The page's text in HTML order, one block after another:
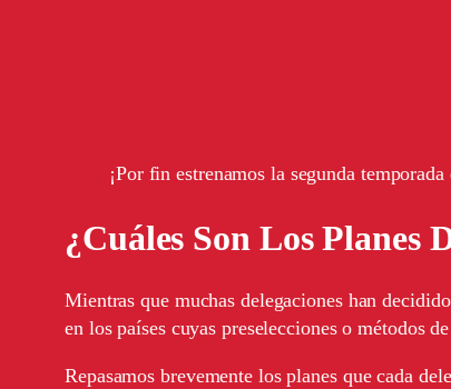
¡Por fin estrenamos la segunda
¿Cuáles Son Los Planes
Mientras que muchas delegaciones han
en los países cuyas preselecciones o métodos
Repasamos brevemente los planes que cada